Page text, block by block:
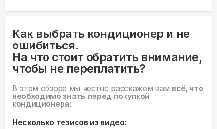
Как выбрать кондиционер и не
ошибиться.
На что стоит обратить внимание,
чтобы не переплатить?
В этом обзоре мы честно расскажем вам всё, что
необходимо знать перед покупкой
кондиционера:
Несколько тезисов из видео: